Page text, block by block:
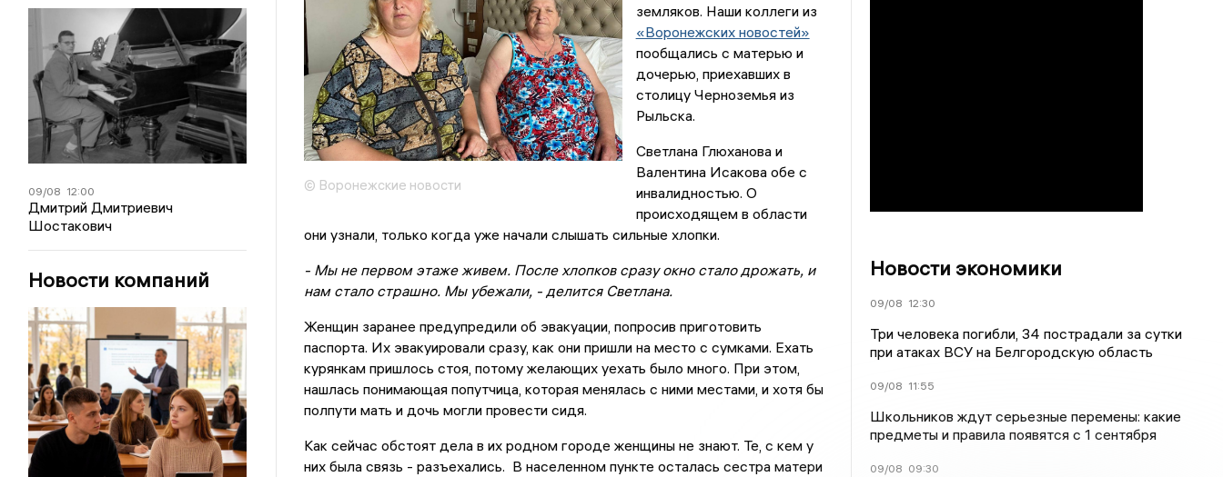
09/08 12:00
Дмитрий Дмитриевич
Шостакович
Новости компаний
© Воронежские новости
земляков. Наши коллеги из
«Воронежских новостей»
пообщались с матерью и
дочерью, приехавших в
столицу Черноземья из
Рыльска.
Светлана Глюханова и
Валентина Исакова обе с
инвалидностью. О
происходящем в области
они узнали, только когда уже начали слышать сильные хлопки.
- Мы не первом этаже живем. После хлопков сразу окно стало дрожать, и
нам стало страшно. Мы убежали, - делится Светлана.
Женщин заранее предупредили об эвакуации, попросив приготовить
паспорта. Их эвакуировали сразу, как они пришли на место с сумками. Ехать
курянкам пришлось стоя, потому желающих уехать было много. При этом,
нашлась понимающая попутчица, которая менялась с ними местами, и хотя бы
полпути мать и дочь могли провести сидя.
Как сейчас обстоят дела в их родном городе женщины не знают. Те, с кем у
них была связь - разъехались. В населенном пункте осталась сестра матери
Новости экономики
09/08 12:30
Три человека погибли, 34 пострадали за сутки
при атаках ВСУ на Белгородскую область
09/08 11:55
Школьников ждут серьезные перемены: какие
предметы и правила появятся с 1 сентября
09/08 09:30